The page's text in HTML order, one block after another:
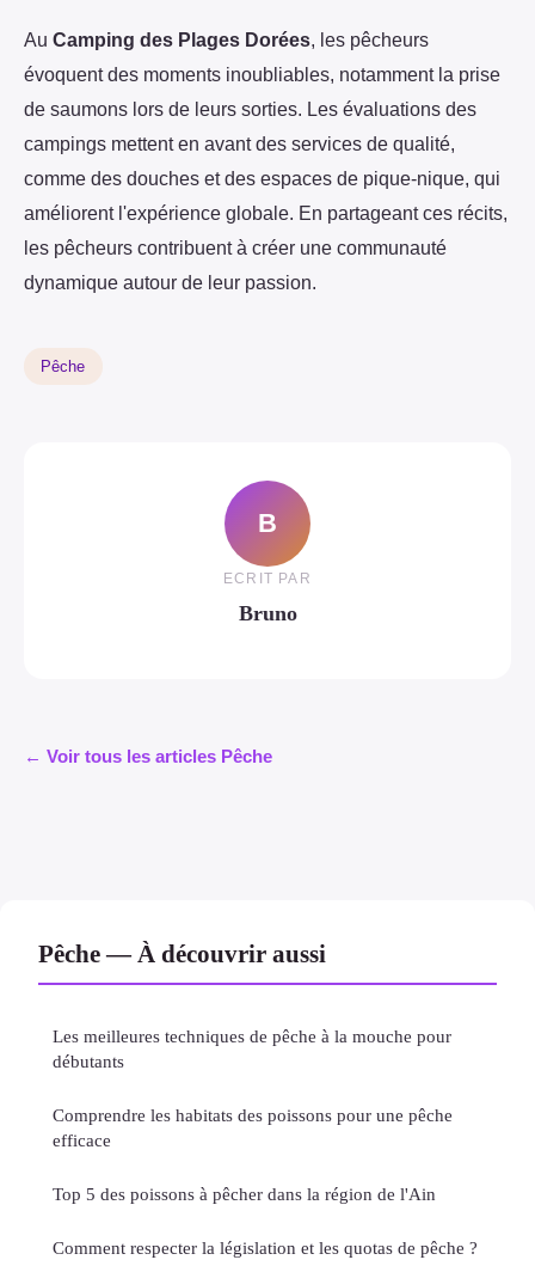
Au Camping des Plages Dorées, les pêcheurs
évoquent des moments inoubliables, notamment la prise
de saumons lors de leurs sorties. Les évaluations des
campings mettent en avant des services de qualité,
comme des douches et des espaces de pique-nique, qui
améliorent l'expérience globale. En partageant ces récits,
les pêcheurs contribuent à créer une communauté
dynamique autour de leur passion.
Pêche
B
ECRIT PAR
Bruno
← Voir tous les articles Pêche
Pêche — À découvrir aussi
Les meilleures techniques de pêche à la mouche pour
débutants
Comprendre les habitats des poissons pour une pêche
efficace
Top 5 des poissons à pêcher dans la région de l'Ain
Comment respecter la législation et les quotas de pêche ?